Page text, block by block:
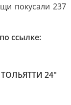
покусали 237
ссылке:
24"